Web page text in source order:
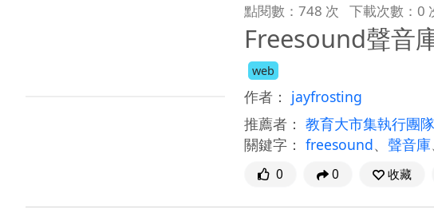
點閱數：748 次 下載次數：0
Freesound聲音
web
作者： jayfrosting
推薦者： 教育大市集執行團隊
關鍵字： freesound、 聲音庫
0 0 收藏